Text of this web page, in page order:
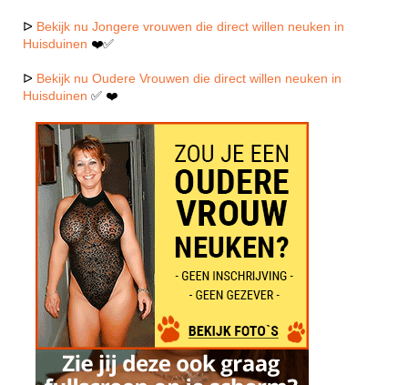
ᐅ Bekijk nu Jongere vrouwen die direct willen neuken in
Huisduinen ❤️✅
ᐅ Bekijk nu Oudere Vrouwen die direct willen neuken in
Huisduinen ✅ ❤️